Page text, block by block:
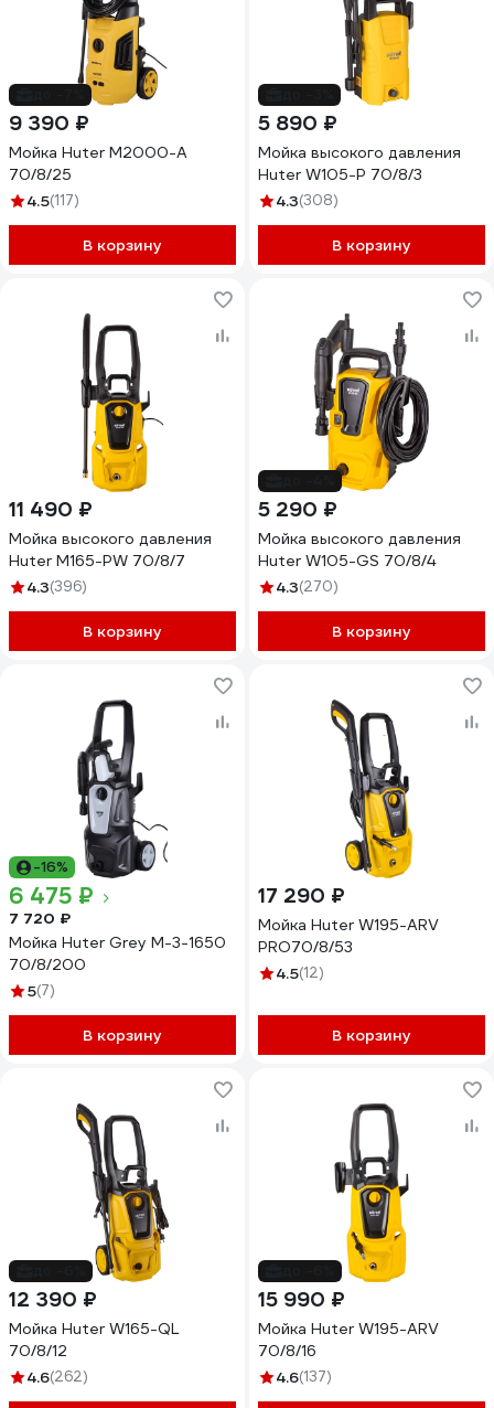
9 390 ₽
Мойка Huter M2000-A
70/8/25
4.5(117)
В корзину
5 890 ₽
Мойка высокого давления
Huter W105-Р 70/8/3
4.3(308)
В корзину
11 490 ₽
Мойка высокого давления
Huter M165-PW 70/8/7
4.3(396)
В корзину
5 290 ₽
Мойка высокого давления
Huter W105-GS 70/8/4
4.3(270)
В корзину
-16%
6 475 ₽
7 720 ₽
Мойка Huter Grey M-3-1650
70/8/200
5(7)
В корзину
17 290 ₽
Мойка Huter W195-ARV
PRO70/8/53
4.5(12)
В корзину
12 390 ₽
Мойка Huter W165-QL
70/8/12
4.6(262)
15 990 ₽
Мойка Huter W195-ARV
70/8/16
4.6(137)